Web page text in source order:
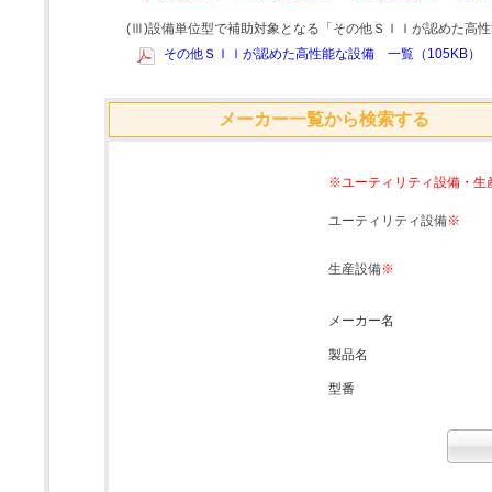
(Ⅲ)設備単位型で補助対象となる「その他ＳＩＩが認めた高
その他ＳＩＩが認めた高性能な設備 一覧（105KB）
メーカー一覧から検索する
※ユーティリティ設備・生
ユーティリティ設備※
生産設備※
メーカー名
製品名
型番